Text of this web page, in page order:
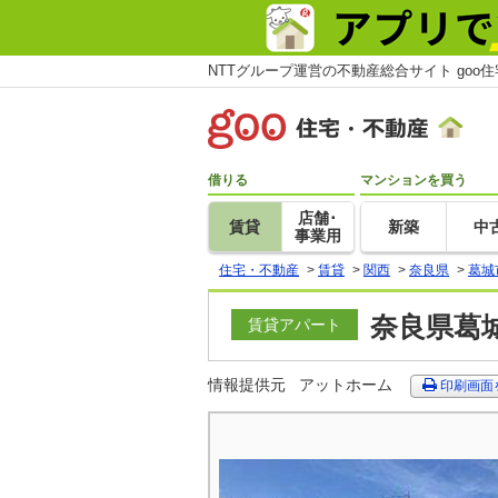
NTTグループ運営の不動産総合サイト goo
借りる
賃貸
店舗･
事業用
マンションを買う
新築 中
住宅・不動産 > 賃貸 > 関西 > 奈良県 > 葛城
賃貸アパート 奈良県葛
情報提供元 アットホーム 印刷画面